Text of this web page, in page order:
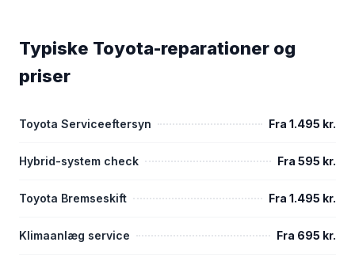
Typiske Toyota-reparationer og
priser
Toyota Serviceeftersyn Fra 1.495 kr.
Hybrid-system check Fra 595 kr.
Toyota Bremseskift Fra 1.495 kr.
Klimaanlæg service Fra 695 kr.